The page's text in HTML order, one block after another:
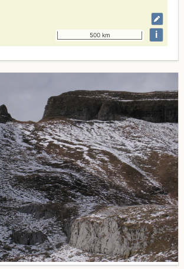
500 km i